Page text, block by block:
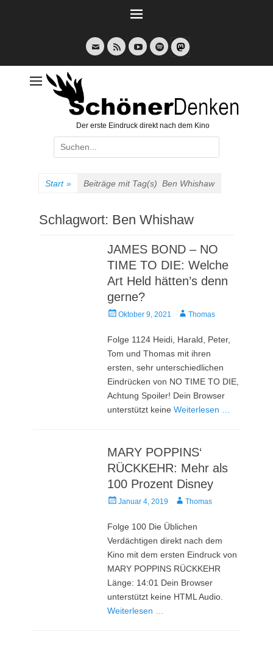
E-
Mail
Feed YouTubeSpotify
Der erste Eindruck direkt nach dem Kino
Suche
nach:
Start » Beiträge mit Tag(s) Ben Whishaw
Schlagwort: Ben Whishaw
JAMES BOND – NO
TIME TO DIE: Welche
Art Held hätten’s denn
gerne?
Veröffentlicht
Oktober 9, 2021 AutorThomas
Folge 1124 Heidi, Harald, Peter,
Tom und Thomas mit ihren
ersten, sehr unterschiedlichen
Eindrücken von NO TIME TO DIE,
Achtung Spoiler! Dein Browser
unterstützt keineWeiterlesen …
MARY POPPINS‘
RÜCKKEHR: Mehr als
100 Prozent Disney
Veröffentlicht
Januar 4, 2019 AutorThomas
Folge 100 Die Üblichen
Verdächtigen direkt nach dem
Kino mit dem ersten Eindruck von
MARY POPPINS RÜCKKEHR
Länge: 14:01 Dein Browser
unterstützt keine HTML Audio.
Weiterlesen …